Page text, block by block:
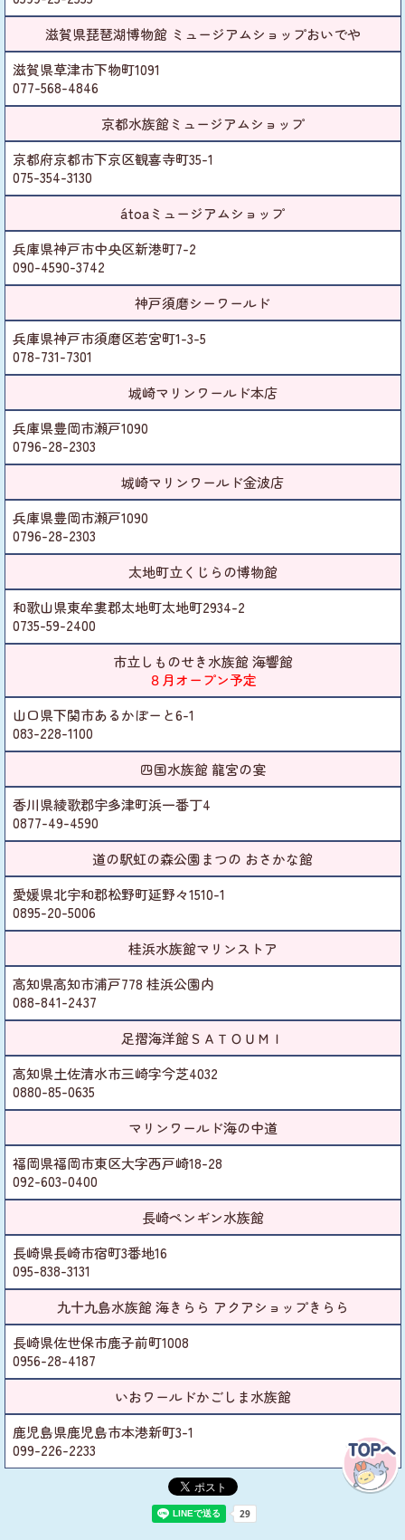
滋賀県琵琶湖博物館 ミュージアムショップおいでや
滋賀県草津市下物町1091
077-568-4846
京都水族館ミュージアムショップ
京都府京都市下京区観喜寺町35-1
075-354-3130
átoaミュージアムショップ
兵庫県神戸市中央区新港町7-2
090-4590-3742
神戸須磨シーワールド
兵庫県神戸市須磨区若宮町1-3-5
078-731-7301
城崎マリンワールド本店
兵庫県豊岡市瀬戸1090
0796-28-2303
城崎マリンワールド金波店
兵庫県豊岡市瀬戸1090
0796-28-2303
太地町立くじらの博物館
和歌山県東牟婁郡太地町太地町2934-2
0735-59-2400
市立しものせき水族館 海響館
８月オープン予定
山口県下関市あるかぽーと6-1
083-228-1100
四国水族館 龍宮の宴
香川県綾歌郡宇多津町浜一番丁4
0877-49-4590
道の駅虹の森公園まつの おさかな館
愛媛県北宇和郡松野町延野々1510-1
0895-20-5006
桂浜水族館マリンストア
高知県高知市浦戸778 桂浜公園内
088-841-2437
足摺海洋館ＳＡＴＯＵＭＩ
高知県土佐清水市三崎字今芝4032
0880-85-0635
マリンワールド海の中道
福岡県福岡市東区大字西戸崎18-28
092-603-0400
長崎ペンギン水族館
長崎県長崎市宿町3番地16
095-838-3131
九十九島水族館 海きらら アクアショップきらら
長崎県佐世保市鹿子前町1008
0956-28-4187
いおワールドかごしま水族館
鹿児島県鹿児島市本港新町3-1
099-226-2233